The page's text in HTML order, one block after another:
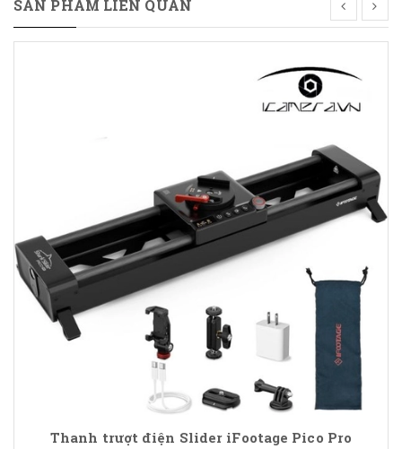
SẢN PHẨM LIÊN QUAN
Thanh trượt điện Slider iFootage Pico Pro